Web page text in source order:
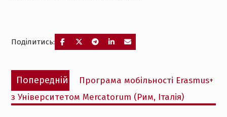
Поділитись:
Навігація
записів
Попередній
запис:
Програма мобільності Erasmus+
з Університетом Mercatorum (Рим, Італія)